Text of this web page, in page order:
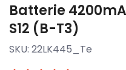
Batterie
S12 (B-T3)
SKU: 22LK445_Te